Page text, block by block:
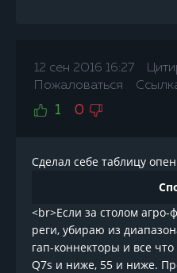
12 сен 2016 16:27
Пожаловаться
1 0
Сделал себе таблицу
<br>Если за столом
реги, убираю из
гап-коннекторы и все
Q7s и ниже, 55 и ниже.